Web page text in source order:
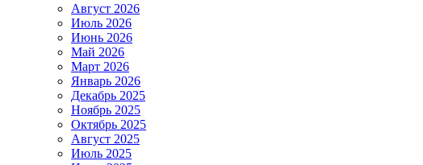
Август 2026
Июль 2026
Июнь 2026
Май 2026
Март 2026
Январь 2026
Декабрь 2025
Ноябрь 2025
Октябрь 2025
Август 2025
Июль 2025